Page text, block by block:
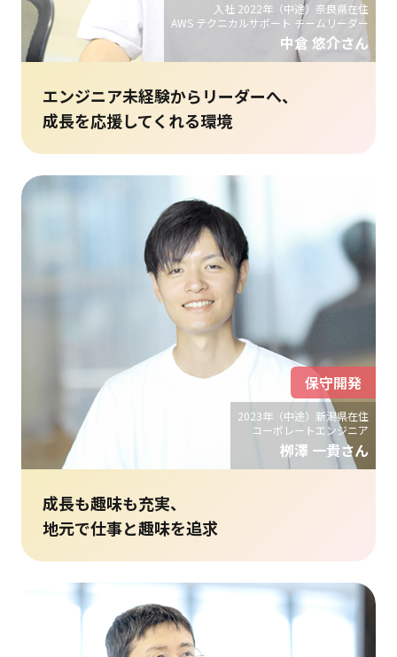
入社 2022年（中途）奈良県在住
AWS テクニカルサポート チームリーダー
中倉 悠介さん
エンジニア未経験からリーダーへ、
成長を応援してくれる環境
2023年（中途）新潟県在住
コーポレートエンジニア
栁澤 一貴さん
保守開発
成長も趣味も充実、
地元で仕事と趣味を追求